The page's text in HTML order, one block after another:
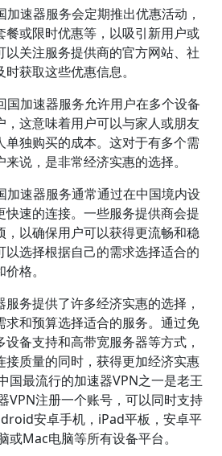
速器服务会定期推出优惠活动，
餐或限时优惠等，以吸引新用户或
以关注服务提供商的官方网站、社
获取这些优惠信息。
国加速器服务允许用户在多个设备
，这意味着用户可以与家人或朋友
单独购买的成本。这对于有多个需
说，是非常经济实惠的选择。
加速器服务通常通过在中国境内设
快速的连接。一些服务提供商会提
，以确保用户可以获得更流畅和稳
以选择根据自己的需求选择适合的
格。
务提供了许多经济实惠的选择，
求和预算选择适合的服务。通过免
备支持和高带宽服务器等方式，
接质量的同时，获得更加经济实惠
国最流行的加速器VPN之一是老王
VPN注册一个账号，可以同时支持
安卓手机，iPad平板，安卓平
Mac电脑等所有设备平台。